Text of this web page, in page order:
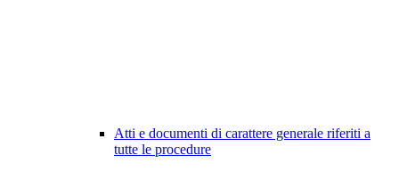
Atti e documenti di carattere generale riferiti a
tutte le procedure